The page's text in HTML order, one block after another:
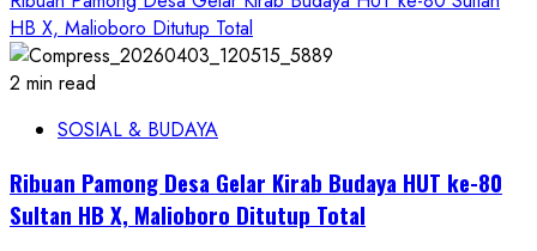
about
Hadapi
IHGMA
Paparkan
Strategi
HB X, Malioboro Ditutup Total
2 min read
SOSIAL & BUDAYA
Ribuan Pamong Desa Gelar Kirab Budaya HUT ke-80
Sultan HB X, Malioboro Ditutup Total